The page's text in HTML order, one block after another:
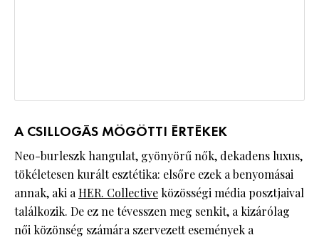
A CSILLOGÁS MÖGÖTTI ÉRTÉKEK
Neo-burleszk hangulat, gyönyörű nők, dekadens luxus,
tökéletesen kurált esztétika: elsőre ezek a benyomásai
annak, aki aHER. Collective közösségi média posztjaival
találkozik. De ez ne tévesszen meg senkit, a kizárólag
női közönség számára szervezett események a